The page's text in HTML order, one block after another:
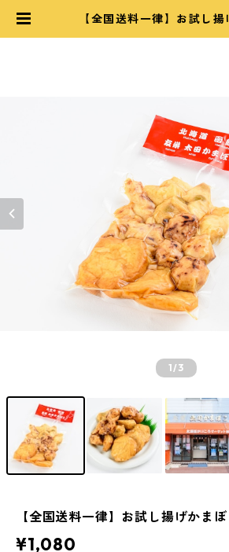
【全国送料一律】お試し揚
1/3
【全国送料一律】お試し揚げかま
¥1,080